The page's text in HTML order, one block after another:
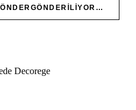
GÖNDERILIYOR…
Decorege